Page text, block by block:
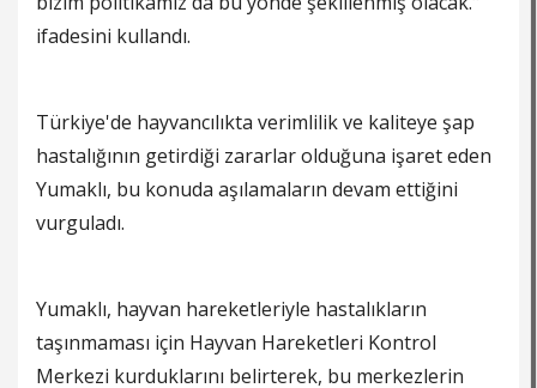
ifadesini kullandı.
Türkiye'de hayvancılıkta verimlilik ve kaliteye şap
hastalığının getirdiği zararlar olduğuna işaret eden
Yumaklı, bu konuda aşılamaların devam ettiğini
vurguladı.
Yumaklı, hayvan hareketleriyle hastalıkların
taşınmaması için Hayvan Hareketleri Kontrol
Merkezi kurduklarını belirterek, bu merkezlerin